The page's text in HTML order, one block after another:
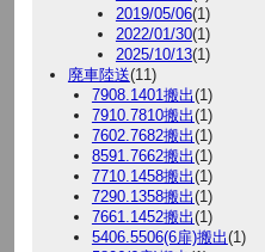
2019/05/06(1)
2022/01/30(1)
2025/10/13(1)
廃車陸送(11)
7908.1401搬出(1)
7910.7810搬出(1)
7602.7682搬出(1)
8591.7662搬出(1)
7710.1458搬出(1)
7290.1358搬出(1)
7661.1452搬出(1)
5406.5506(6扉)搬出(1)